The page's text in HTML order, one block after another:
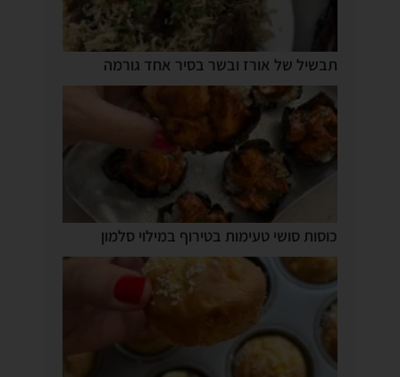
תבשיל של אורז ובשר בסיר אחד גורמה
כוסות סושי טעימות בטירוף במילוי סלמון